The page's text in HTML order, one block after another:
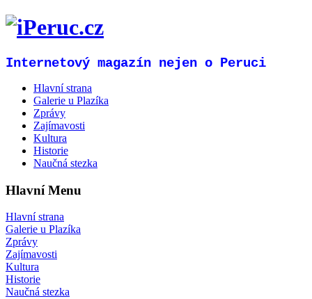
Internetový magazín nejen o Peruci
Hlavní strana
Galerie u Plazíka
Zprávy
Zajímavosti
Kultura
Historie
Naučná stezka
Hlavní Menu
Hlavní strana
Galerie u Plazíka
Zprávy
Zajímavosti
Kultura
Historie
Naučná stezka